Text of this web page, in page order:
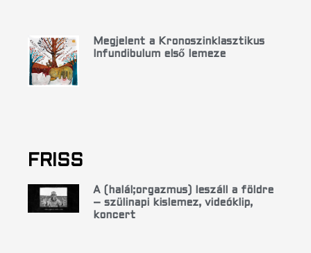
Megjelent a Kronoszinklasztikus
Infundibulum első lemeze
FRISS
A (halál;orgazmus) leszáll a földre
– szülinapi kislemez, videóklip,
koncert